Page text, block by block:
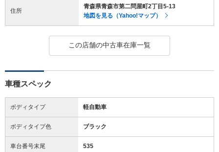
住所
青森県青森市第二問屋町2丁目5-13
地図を見る（Yahoo!マップ）
この店舗の中古車在庫一覧
車種スペック
ボディタイプ 軽自動車
ボディタイプ色 ブラック
車台番号末尾 535